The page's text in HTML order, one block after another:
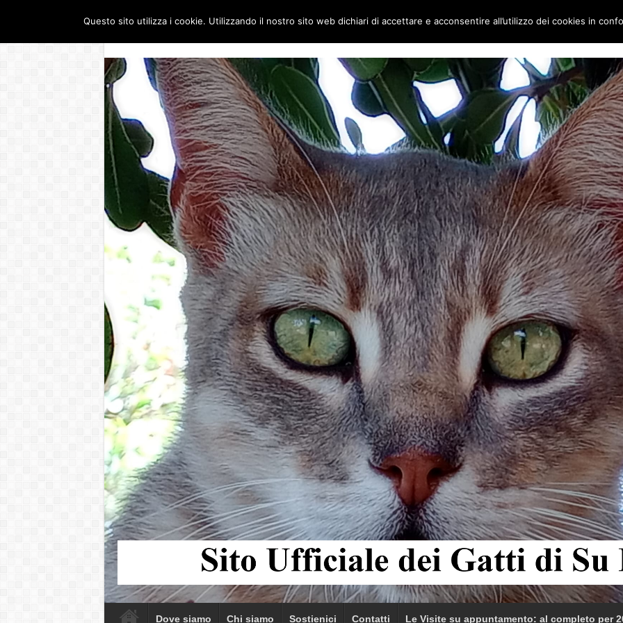
VENERDÌ , 7 AGOSTO 2026 Dove siamo Guerra ai gatti Home Chi siamo Le Visite su appuntamento: al completo per
Dove siamo Chi siamo Sostienici Contatti Le Visite su appuntamento: al completo per
Questo sito utilizza i cookie. Utilizzando il nostro sito web dichiari di accettare e acconsentire all’utilizzo dei cookies in